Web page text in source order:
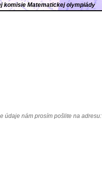
komisie Matematickej olympiády
údaje nám prosím pošlite na adresu: